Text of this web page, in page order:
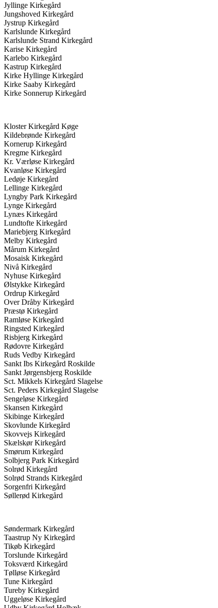
Jyllinge Kirkegård
Jungshoved Kirkegård
Jystrup Kirkegård
Karlslunde Kirkegård
Karlslunde Strand Kirkegård
Karise Kirkegård
Karlebo Kirkegård
Kastrup Kirkegård
Kirke Hyllinge Kirkegård
Kirke Saaby Kirkegård
Kirke Sonnerup Kirkegård
Kloster Kirkegård Køge
Kildebrønde Kirkegård
Kornerup Kirkegård
Kregme Kirkegård
Kr. Værløse Kirkegård
Kvanløse Kirkegård
Ledøje Kirkegård
Lellinge Kirkegård
Lyngby Park Kirkegård
Lynge Kirkegård
Lynæs Kirkegård
Lundtofte Kirkegård
Mariebjerg Kirkegård
Melby Kirkegård
Mårum Kirkegård
Mosaisk Kirkegård
Nivå Kirkegård
Nyhuse Kirkegård
Ølstykke Kirkegård
Ordrup Kirkegård
Over Dråby Kirkegård
Præstø Kirkegård
Ramløse Kirkegård
Ringsted Kirkegård
Risbjerg Kirkegård
Rødovre Kirkegård
Ruds Vedby Kirkegård
Sankt Ibs Kirkegård Roskilde
Sankt Jørgensbjerg Roskilde
Sct. Mikkels Kirkegård Slagelse
Sct. Peders Kirkegård Slagelse
Sengeløse Kirkegård
Skansen Kirkegård
Skibinge Kirkegård
Skovlunde Kirkegård
Skovvejs Kirkegård
Skælskør Kirkegård
Smørum Kirkegård
Solbjerg Park Kirkegård
Solrød Kirkegård
Solrød Strands Kirkegård
Sorgenfri Kirkegård
Søllerød Kirkegård
Søndermark Kirkegård
Taastrup Ny Kirkegård
Tikøb Kirkegård
Torslunde Kirkegård
Toksværd Kirkegård
Tølløse Kirkegård
Tune Kirkegård
Tureby Kirkegård
Uggeløse Kirkegård